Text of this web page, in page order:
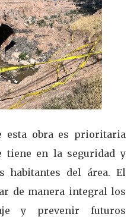
esta obra es prioritaria
tiene en la seguridad y
habitantes del área. El
de manera integral los
y prevenir futuros